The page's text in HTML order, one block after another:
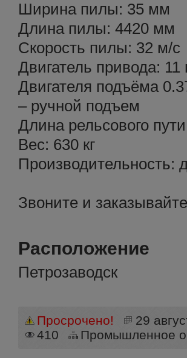
Ширина пилы: 35 мм
Длина пилы: 4420 мм
Скорость пилы: 32 м/с
Двигатель привода:
Двигателя подъёма
– ручной подъем
Длина рельсового
Вес: 630 кг
Производительность:
Звоните и
Расположение
Петрозаводск
Просрочено!
29
410
Промышленное